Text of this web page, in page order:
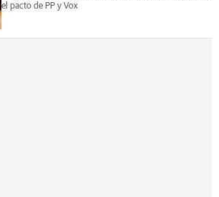
el pacto de PP y Vox